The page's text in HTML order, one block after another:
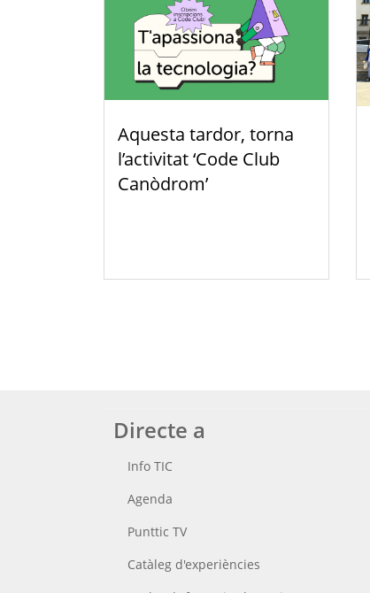
Aquesta tardor, torna
l’activitat ‘Code Club
Canòdrom’
Directe a
Info TIC
Agenda
Punttic TV
Catàleg d'experiències